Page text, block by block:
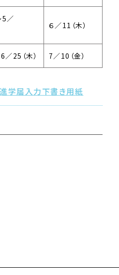
5／
６／11（木）
25（木） 7／10（金）
学届入力下書き用紙